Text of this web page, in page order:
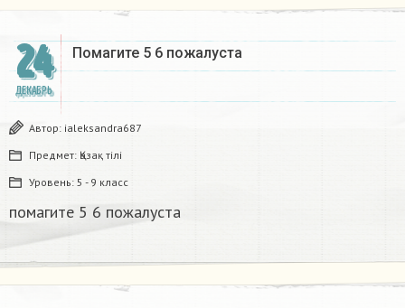
24
ДЕКАБРЬ
Помагите 5 6 пожалуста​
Автор: ialeksandra687
Предмет: Қазақ тiлi
Уровень: 5 - 9 класс
помагите 5 6 пожалуста​